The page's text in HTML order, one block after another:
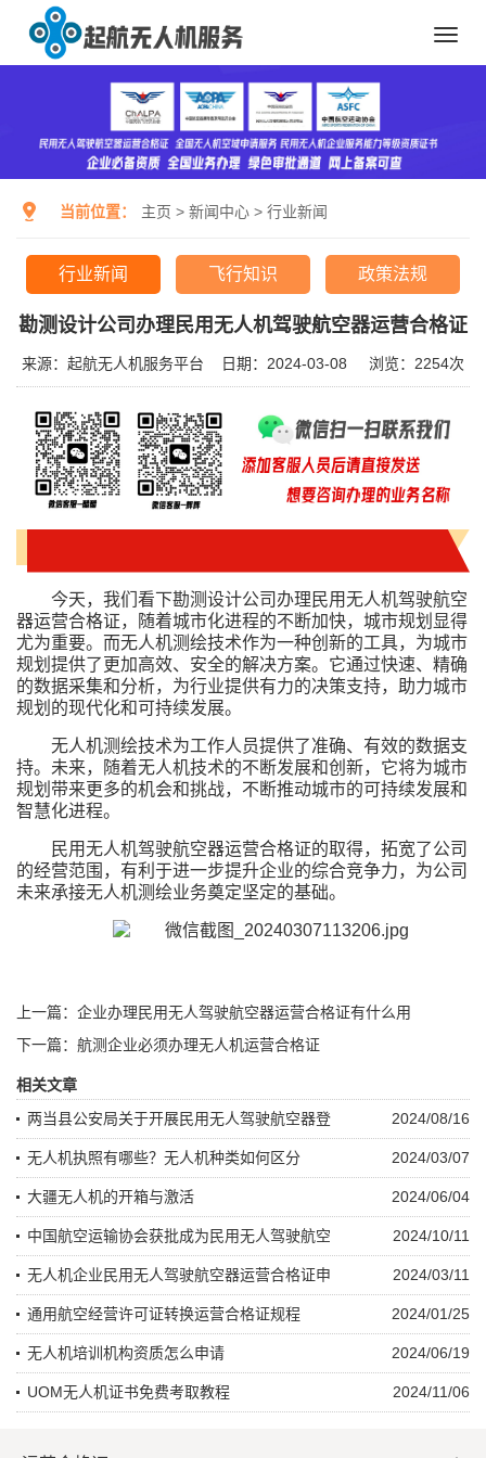
当前位置： 主页 > 新闻中心 > 行业新闻
行业新闻 飞行知识 政策法规
勘测设计公司办理民用无人机驾驶航空器运营合格证
来源：起航无人机服务平台 日期：2024-03-08 浏览： 2254次
今天，我们看下勘测设计公司办理民用无人机驾驶航空
器运营合格证，随着城市化进程的不断加快，城市规划显得
尤为重要。而无人机测绘技术作为一种创新的工具，为城市
规划提供了更加高效、安全的解决方案。它通过快速、精确
的数据采集和分析，为行业提供有力的决策支持，助力城市
规划的现代化和可持续发展。
无人机测绘技术为工作人员提供了准确、有效的数据支
持。未来，随着无人机技术的不断发展和创新，它将为城市
规划带来更多的机会和挑战，不断推动城市的可持续发展和
智慧化进程。
民用无人机驾驶航空器运营合格证的取得，拓宽了公司
的经营范围，有利于进一步提升企业的综合竞争力，为公司
未来承接无人机测绘业务奠定坚定的基础。
上一篇：企业办理民用无人驾驶航空器运营合格证有什么用
下一篇：航测企业必须办理无人机运营合格证
相关文章
2024/08/16
两当县公安局关于开展民用无人驾驶航空器登
2024/03/07
无人机执照有哪些？无人机种类如何区分
2024/06/04
大疆无人机的开箱与激活
2024/10/11
中国航空运输协会获批成为民用无人驾驶航空
2024/03/11
无人机企业民用无人驾驶航空器运营合格证申
2024/01/25
通用航空经营许可证转换运营合格证规程
2024/06/19
无人机培训机构资质怎么申请
2024/11/06
UOM无人机证书免费考取教程